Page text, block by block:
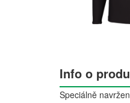
Info o
Speciálně